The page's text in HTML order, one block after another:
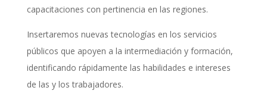
capacitaciones con pertinencia en las regiones.
Insertaremos nuevas tecnologías en los servicios
públicos que apoyen a la intermediación y formación,
identificando rápidamente las habilidades e intereses
de las y los trabajadores.